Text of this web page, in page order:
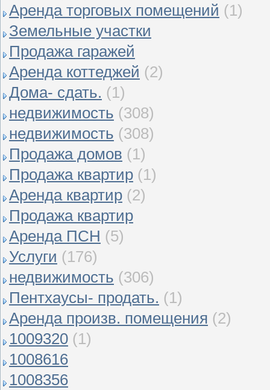
Аренда торговых помещений (1)
Земельные участки
Продажа гаражей
Аренда коттеджей (2)
Дома- сдать. (1)
недвижимость (308)
недвижимость (308)
Продажа домов (1)
Продажа квартир (1)
Аренда квартир (2)
Продажа квартир
Аренда ПСН (5)
Услуги (176)
недвижимость (306)
Пентхаусы- продать. (1)
Аренда произв. помещения (2)
1009320 (1)
1008616
1008356